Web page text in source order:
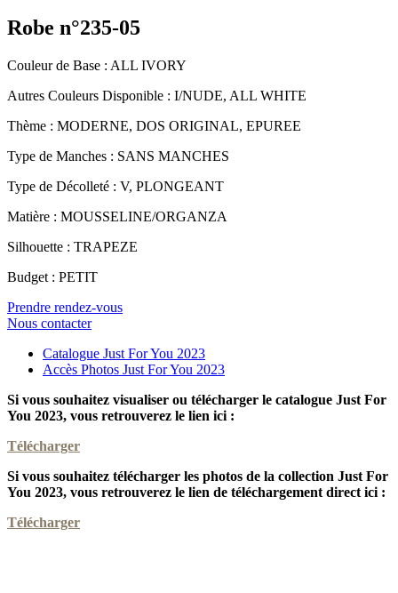
Robe n°235-05
Couleur de Base : ALL IVORY
Autres Couleurs Disponible : I/NUDE, ALL WHITE
Thème : MODERNE, DOS ORIGINAL, EPUREE
Type de Manches : SANS MANCHES
Type de Décolleté : V, PLONGEANT
Matière : MOUSSELINE/ORGANZA
Silhouette : TRAPEZE
Budget : PETIT
Prendre rendez-vous
Nous contacter
Catalogue Just For You 2023
Accès Photos Just For You 2023
Si vous souhaitez visualiser ou télécharger le catalogue Just For
You 2023, vous retrouverez le lien ici :
Télécharger
Si vous souhaitez télécharger les photos de la collection Just For
You 2023, vous retrouverez le lien de téléchargement direct ici :
Télécharger